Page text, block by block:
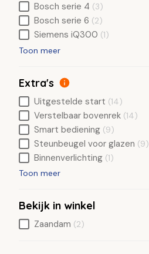
Bosch serie 4 (3)
Bosch serie 6 (2)
Siemens iQ300 (1)
Toon meer
Extra's
Uitgestelde start (14)
Verstelbaar bovenrek (14)
Smart bediening (9)
Steunbeugel voor glazen (9)
Binnenverlichting (1)
Toon meer
Bekijk in winkel
Zaandam (2)